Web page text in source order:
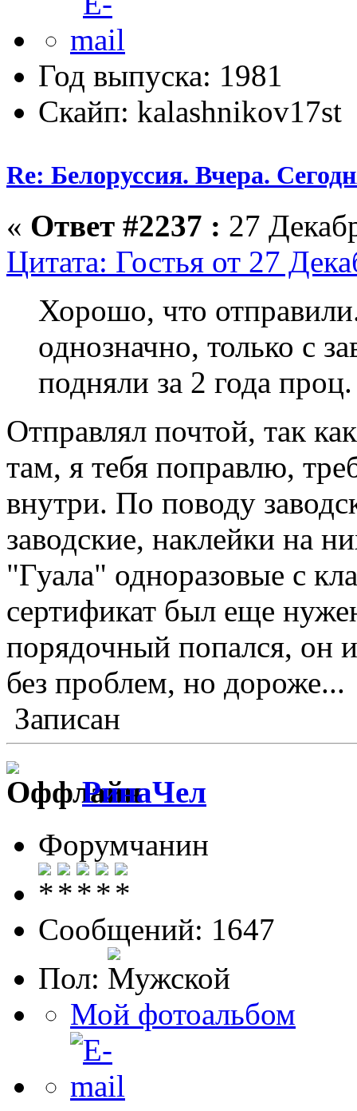
Год выпуска: 1981
Скайп: kalashnikov17st
Re: Белоруссия. Вчера.
« Ответ #2237 : 27
Цитата: Гостья от 27
Хорошо, что
однозначно, только с
подняли за 2 года
Отправлял почтой, так
там, я тебя поправлю,
внутри. По поводу
заводские, наклейки на
"Гуала" одноразовые с
сертификат был еще
порядочный попался, он
без проблем, но дороже...
Записан
РинаЧел
Форумчанин
Сообщений: 1647
Пол:
Мой фотоальбом